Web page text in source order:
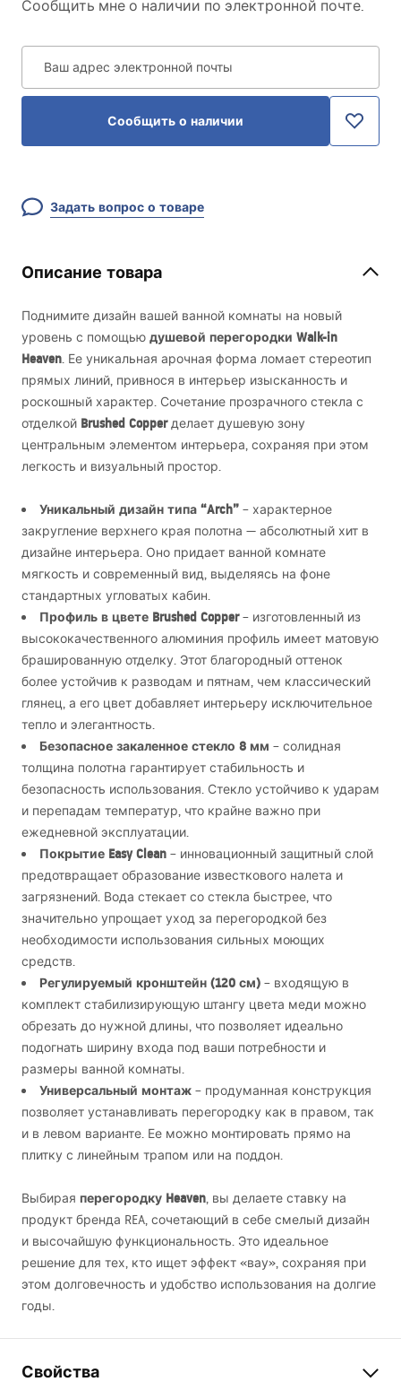
Сообщить мне о наличии по электронной почте.
Ваш адрес электронной почты
Сообщить о наличии
Задать вопрос о товаре
Описание товара
Поднимите дизайн вашей ванной комнаты на новый
уровень с помощью душевой перегородки Walk-in
Heaven. Ее уникальная арочная форма ломает стереотип
прямых линий, привнося в интерьер изысканность и
роскошный характер. Сочетание прозрачного стекла с
отделкой Brushed Copperделает душевую зону
центральным элементом интерьера, сохраняя при этом
легкость и визуальный простор.
Уникальный дизайн типа “Arch” – характерное
закругление верхнего края полотна — абсолютный хит в
дизайне интерьера. Оно придает ванной комнате
мягкость и современный вид, выделяясь на фоне
стандартных угловатых кабин.
Профиль в цвете Brushed Copper– изготовленный из
высококачественного алюминия профиль имеет матовую
брашированную отделку. Этот благородный оттенок
более устойчив к разводам и пятнам, чем классический
глянец, а его цвет добавляет интерьеру исключительное
тепло и элегантность.
Безопасное закаленное стекло 8 мм – солидная
толщина полотна гарантирует стабильность и
безопасность использования. Стекло устойчиво к ударам
и перепадам температур, что крайне важно при
ежедневной эксплуатации.
Покрытие Easy Clean – инновационный защитный слой
предотвращает образование известкового налета и
загрязнений. Вода стекает со стекла быстрее, что
значительно упрощает уход за перегородкой без
необходимости использования сильных моющих
средств.
Регулируемый кронштейн (120 см) – входящую в
комплект стабилизирующую штангу цвета меди можно
обрезать до нужной длины, что позволяет идеально
подогнать ширину входа под ваши потребности и
размеры ванной комнаты.
Универсальный монтаж – продуманная конструкция
позволяет устанавливать перегородку как в правом, так
и в левом варианте. Ее можно монтировать прямо на
плитку с линейным трапом или на поддон.
Выбирая перегородку Heaven, вы делаете ставку на
продукт бренда REA, сочетающий в себе смелый дизайн
и высочайшую функциональность. Это идеальное
решение для тех, кто ищет эффект «вау», сохраняя при
этом долговечность и удобство использования на долгие
годы.
Свойства